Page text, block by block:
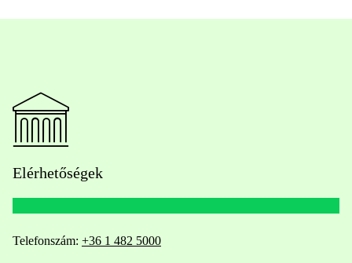
Elérhetőségek
Telefonszám: +36 1 482 5000